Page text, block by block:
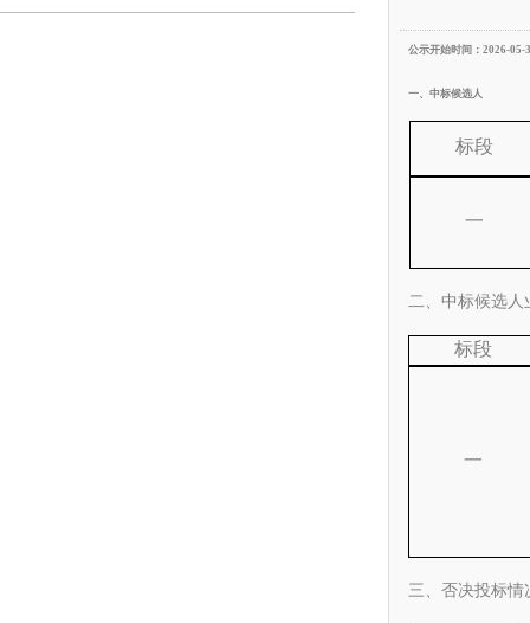
公示开始时间： 2026-05-
一、中标候选人
标段
一
二、中标候选人
标段
一
三、否决投标情